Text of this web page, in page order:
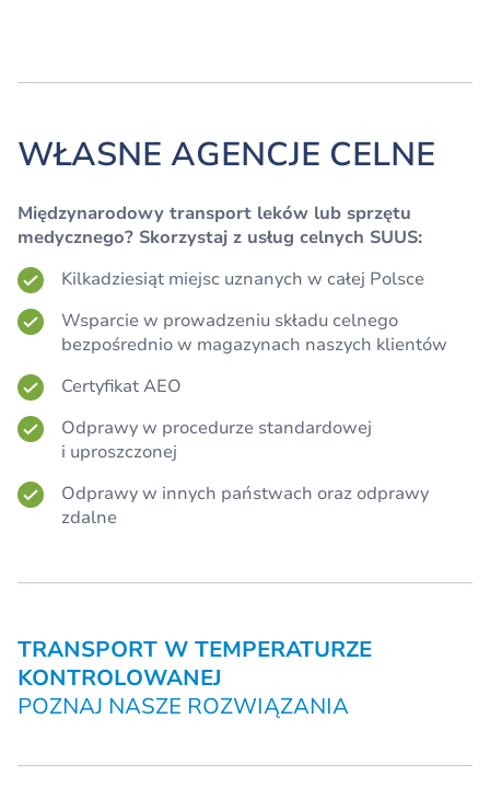
WŁASNE AGENCJE CELNE
Międzynarodowy transport leków lub sprzętu
medycznego? Skorzystaj z usług celnych SUUS:
Kilkadziesiąt miejsc uznanych w całej Polsce
Wsparcie w prowadzeniu składu celnego
bezpośrednio w magazynach naszych klientów
Certyfikat AEO
Odprawy w procedurze standardowej
i uproszczonej
Odprawy w innych państwach oraz odprawy
zdalne
TRANSPORT W TEMPERATURZE
KONTROLOWANEJ
POZNAJ NASZE ROZWIĄZANIA